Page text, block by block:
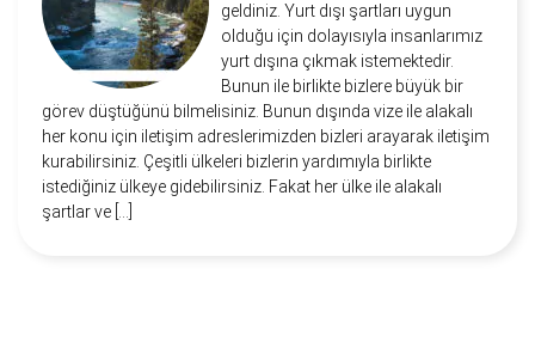
geldiniz. Yurt dışı şartları uygun
olduğu için dolayısıyla insanlarımız
yurt dışına çıkmak istemektedir.
Bunun ile birlikte bizlere büyük bir
görev düştüğünü bilmelisiniz. Bunun dışında vize ile alakalı
her konu için iletişim adreslerimizden bizleri arayarak iletişim
kurabilirsiniz. Çeşitli ülkeleri bizlerin yardımıyla birlikte
istediğiniz ülkeye gidebilirsiniz. Fakat her ülke ile alakalı
şartlar ve […]